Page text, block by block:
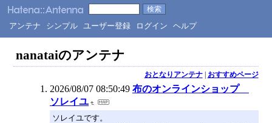
アンテナ シンプル ユーザー登録 ログイン ヘルプ
nanataiのアンテナ
おとなりアンテナ| おすすめページ
2026/08/07 08:50:49 布のオンラインショップ
ソレイユ
ソレイユです。